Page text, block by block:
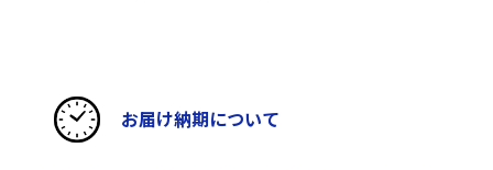
お届け納期について